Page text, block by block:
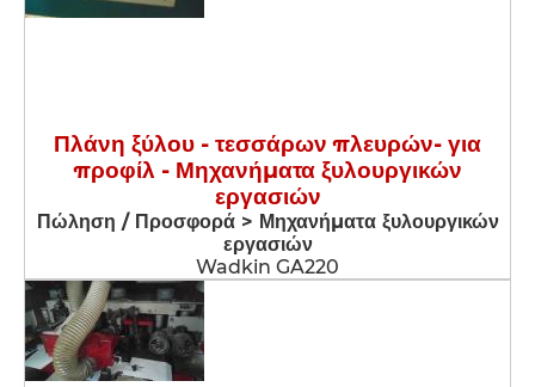
Πλάνη ξύλου - τεσσάρων πλευρών- για
προφίλ - Μηχανήματα ξυλουργικών
εργασιών
Πώληση / Προσφορά > Μηχανήματα ξυλουργικών
εργασιών
Wadkin GA220